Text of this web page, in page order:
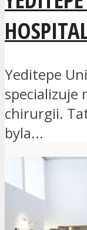
Yeditepe
specializuje
chirurgii.
byla...